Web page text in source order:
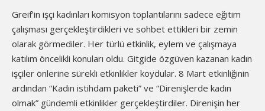
Greif’in işçi kadınları komisyon toplantılarını sadece eğitim
çalışması gerçekleştirdikleri ve sohbet ettikleri bir zemin
olarak görmediler. Her türlü etkinlik, eylem ve çalışmaya
katılım öncelikli konuları oldu. Gitgide özgüven kazanan kadın
işçiler önlerine sürekli etkinlikler koydular. 8 Mart etkinliğinin
ardından “Kadın istihdam paketi” ve “Direnişlerde kadın
olmak” gündemli etkinlikler gerçekleştirdiler. Direnişin her